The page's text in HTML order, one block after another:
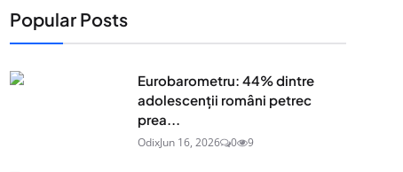
Popular Posts
Eurobarometru: 44% dintre
adolescenţii români petrec
prea...
OdixJun 16, 2026 0 9